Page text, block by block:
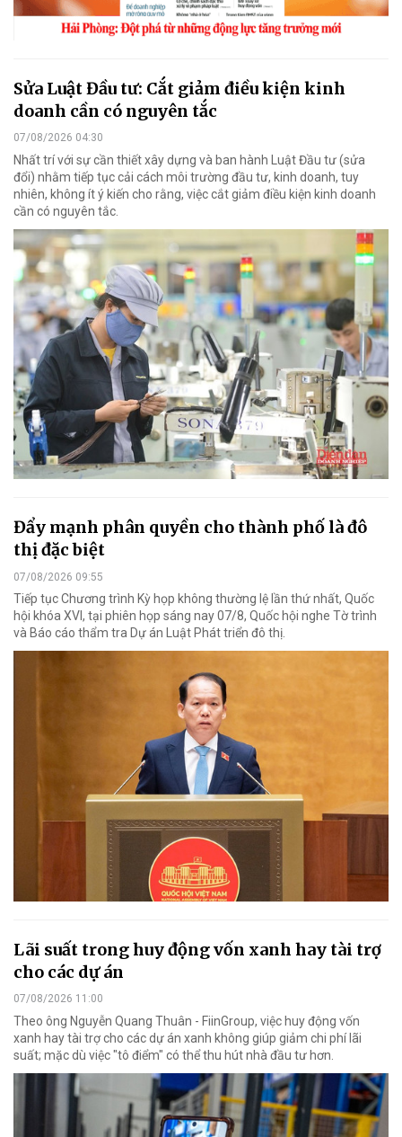
Sửa Luật Đầu tư: Cắt giảm điều kiện kinh
doanh cần có nguyên tắc
07/08/2026 04:30
Nhất trí với sự cần thiết xây dựng và ban hành Luật Đầu tư (sửa
đổi) nhằm tiếp tục cải cách môi trường đầu tư, kinh doanh, tuy
nhiên, không ít ý kiến cho rằng, việc cắt giảm điều kiện kinh doanh
cần có nguyên tắc.
Đẩy mạnh phân quyền cho thành phố là đô
thị đặc biệt
07/08/2026 09:55
Tiếp tục Chương trình Kỳ họp không thường lệ lần thứ nhất, Quốc
hội khóa XVI, tại phiên họp sáng nay 07/8, Quốc hội nghe Tờ trình
và Báo cáo thẩm tra Dự án Luật Phát triển đô thị.
Lãi suất trong huy động vốn xanh hay tài trợ
cho các dự án
07/08/2026 11:00
Theo ông Nguyễn Quang Thuân - FiinGroup, việc huy động vốn
xanh hay tài trợ cho các dự án xanh không giúp giảm chi phí lãi
suất; mặc dù việc "tô điểm" có thể thu hút nhà đầu tư hơn.